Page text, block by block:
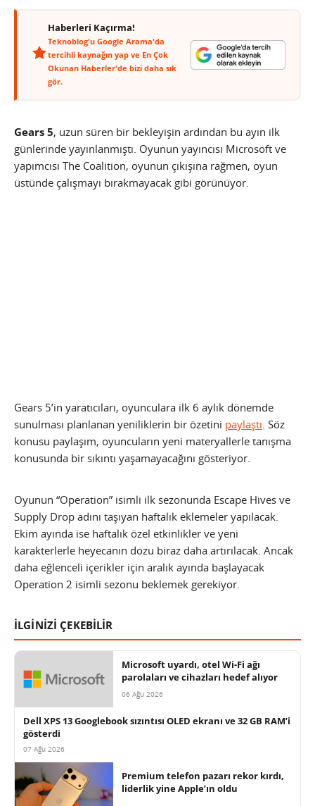
Haberleri Kaçırma!
Teknoblog'u Google Arama'da
tercihli kaynağın yap ve En Çok
Okunan Haberler'de bizi daha sık
gör.
Gears 5, uzun süren bir bekleyişin ardından bu ayın ilk
günlerinde yayınlanmıştı. Oyunun yayıncısı Microsoft ve
yapımcısı The Coalition, oyunun çıkışına rağmen, oyun
üstünde çalışmayı bırakmayacak gibi görünüyor.
Gears 5’in yaratıcıları, oyunculara ilk 6 aylık dönemde
sunulması planlanan yeniliklerin bir özetini paylaştı. Söz
konusu paylaşım, oyuncuların yeni materyallerle tanışma
konusunda bir sıkıntı yaşamayacağını gösteriyor.
Oyunun “Operation” isimli ilk sezonunda Escape Hives ve
Supply Drop adını taşıyan haftalık eklemeler yapılacak.
Ekim ayında ise haftalık özel etkinlikler ve yeni
karakterlerle heyecanın dozu biraz daha artırılacak. Ancak
daha eğlenceli içerikler için aralık ayında başlayacak
Operation 2 isimli sezonu beklemek gerekiyor.
İLGİNİZİ ÇEKEBİLİR
Microsoft uyardı, otel Wi-Fi ağı
parolaları ve cihazları hedef alıyor
06 Ağu 2026
Dell XPS 13 Googlebook sızıntısı OLED ekranı ve 32 GB RAM’i
gösterdi
07 Ağu 2026
Premium telefon pazarı rekor kırdı,
liderlik yine Apple’ın oldu